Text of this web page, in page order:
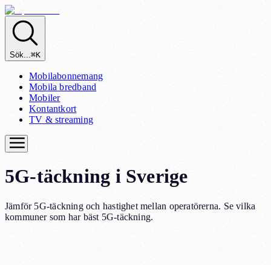
Sök...⌘K
Mobilabonnemang
Mobila bredband
Mobiler
Kontantkort
TV & streaming
5G-täckning i Sverige
Jämför 5G-täckning och hastighet mellan operatörerna. Se vilka
kommuner som har bäst 5G-täckning.